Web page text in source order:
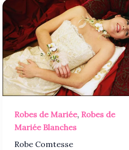
Robes de Mariée, Robes de
Mariée Blanches
Robe Comtesse